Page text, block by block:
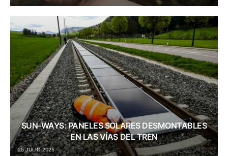
SUN-WAYS: PANELES SOLARES DESMONTABLES
EN LAS VÍAS DEL TREN
25 JULIO 2025